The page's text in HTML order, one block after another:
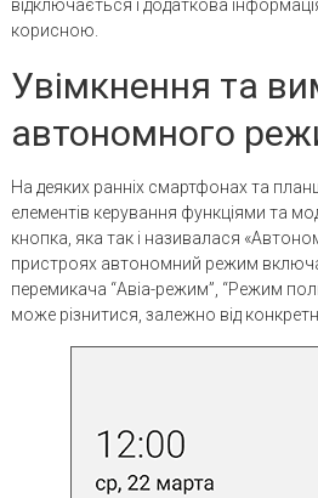
відключається і додаткова
корисною.
Увімкнення та
автономного
На деяких ранніх смартфонах та
елементів керування функціями та
кнопка, яка так і називалася
пристроях автономний режим
перемикача “Авіа-режим”, “Режим
може різнитися, залежно від